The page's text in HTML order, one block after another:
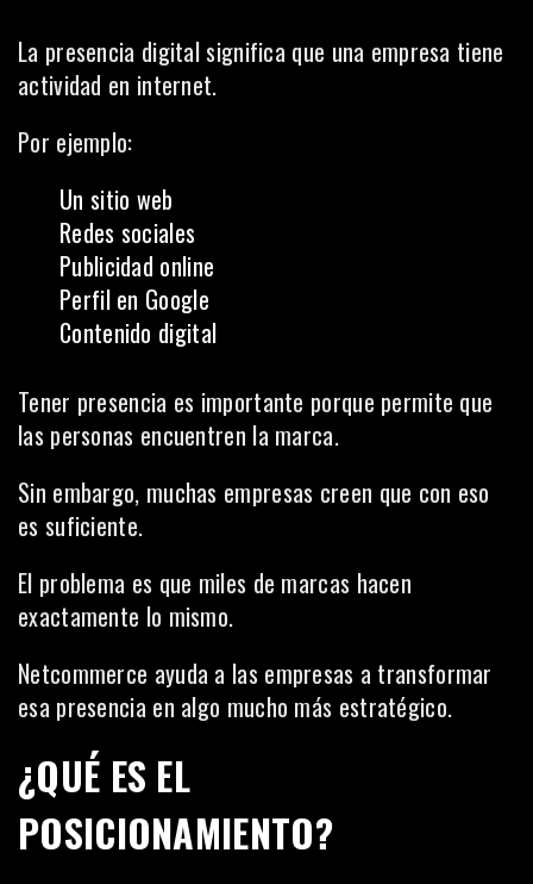
La presencia digital significa que una empresa tiene
actividad en internet.
Por ejemplo:
Un sitio web
Redes sociales
Publicidad online
Perfil en Google
Contenido digital
Tener presencia es importante porque permite que
las personas encuentren la marca.
Sin embargo, muchas empresas creen que con eso
es suficiente.
El problema es que miles de marcas hacen
exactamente lo mismo.
Netcommerce ayuda a las empresas a transformar
esa presencia en algo mucho más estratégico.
¿QUÉ ES EL
POSICIONAMIENTO?